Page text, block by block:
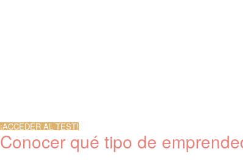
¡ACCEDER AL TEST!
Conocer qué tipo de